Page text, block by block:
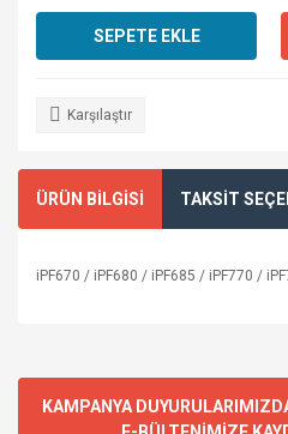
SEPETE EKLE
Karşılaştır
ÜRÜN BİLGİSİ TAKSİT
iPF670 / iPF680 / iPF685 / iPF770 /
KAMPANYA